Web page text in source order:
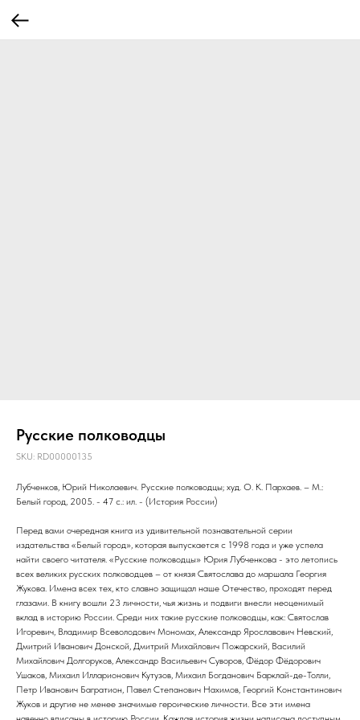
Русские полководцы
SKU: RD00000135
Лубченков, Юрий Николаевич. Русские полководцы; худ. О. К. Пархаев. – М.:
Белый город, 2005. - 47 с.: ил. - (История России)
Перед вами очередная книга из удивительной познавательной серии
издательства «Белый город», которая выпускается с 1998 года и уже успела
найти своего читателя. «Русские полководцы» Юрия Лубченкова - это летопись
всех великих русских полководцев – от князя Святослава до маршала Георгия
Жукова. Имена всех тех, кто славно защищал наше Отечество, проходят перед
глазами. В книгу вошли 23 личности, чья жизнь и подвиги внесли неоценимый
вклад в историю России. Среди них такие русские полководцы, как: Святослав
Игоревич, Владимир Всеволодович Мономах, Александр Ярославович Невский,
Дмитрий Иванович Донской, Дмитрий Михайлович Пожарский, Василий
Михайлович Долгоруков, Александр Васильевич Суворов, Фёдор Фёдорович
Ушаков, Михаил Илларионович Кутузов, Михаил Богданович Барклай-де-Толли,
Петр Иванович Багратион, Павел Степанович Нахимов, Георгий Константинович
Жуков и другие не менее значимые героические личности. Все эти имена